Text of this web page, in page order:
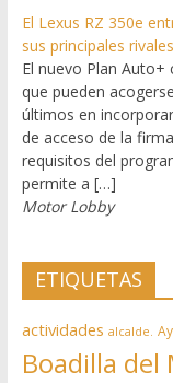
El Lexus RZ 350e
sus principales
El nuevo Plan
que pueden
últimos en
de acceso de la
requisitos del
permite a […]
Motor Lobby
ETIQUETAS
actividades alcalde.
Boadilla del